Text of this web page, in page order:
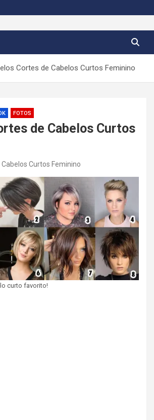
Cabelo Curto
cabelos curtos femininos 2026
Cortes de Cabelos Curtos Feminino
FOTOS
de Cabelos Curtos
Cabelos Curtos Feminino
curto favorito!